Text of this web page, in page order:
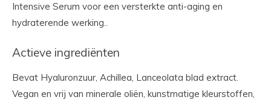
Intensive Serum voor een versterkte anti-aging en
hydraterende werking..
Actieve ingrediënten
Bevat Hyaluronzuur, Achillea, Lanceolata blad extract.
Vegan en vrij van minerale oliën, kunstmatige kleurstoffen,